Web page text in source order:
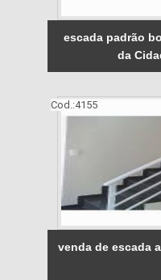
escada padrão
da
Cod.:4155
venda de escada